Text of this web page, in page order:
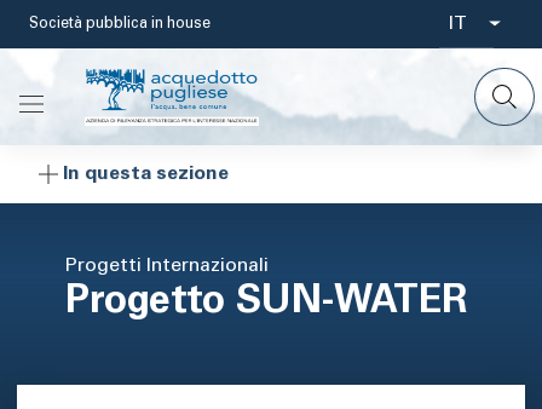
Salta
contenuto
principale
Società pubblica in house
Select
your
IT
In questa sezione
Progetti Internazionali
Progetto SUN-WATER